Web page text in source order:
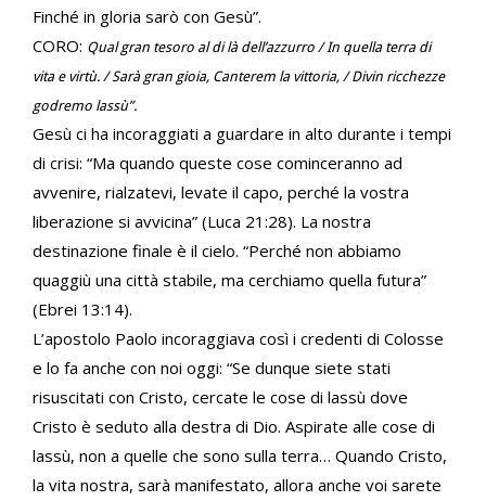
Finché in gloria sarò con Gesù”.
CORO: Qual gran tesoro al di là dell’azzurro / In quella terra di
vita e virtù. / Sarà gran gioia, Canterem la vittoria, / Divin ricchezze
godremo lassù”.
Gesù ci ha incoraggiati a guardare in alto durante i tempi
di crisi: “Ma quando queste cose cominceranno ad
avvenire, rialzatevi, levate il capo, perché la vostra
liberazione si avvicina” (Luca 21:28). La nostra
destinazione finale è il cielo. “Perché non abbiamo
quaggiù una città stabile, ma cerchiamo quella futura”
(Ebrei 13:14).
L’apostolo Paolo incoraggiava così i credenti di Colosse
e lo fa anche con noi oggi: “Se dunque siete stati
risuscitati con Cristo, cercate le cose di lassù dove
Cristo è seduto alla destra di Dio. Aspirate alle cose di
lassù, non a quelle che sono sulla terra… Quando Cristo,
la vita nostra, sarà manifestato, allora anche voi sarete